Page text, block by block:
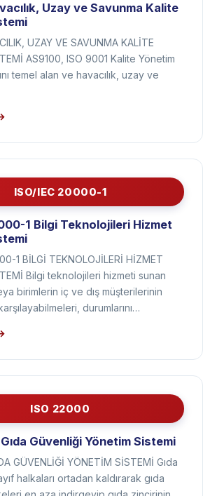
Uzay ve Savunma Kalite
UZAY VE SAVUNMA KALİTE
AS9100, ISO 9001 Kalite Yönetim
temel alan ve havacılık, uzay ve
ISO/IEC 20000-1
1 Bilgi Teknolojileri Hizmet
1 BİLGİ TEKNOLOJİLERİ HİZMET
Bilgi teknolojileri hizmeti sunan
birimlerin iç ve dış müşterilerinin
durumlarını…
ISO 22000
Güvenliği Yönetim Sistemi
GÜVENLİĞİ YÖNETİM SİSTEMİ Gıda